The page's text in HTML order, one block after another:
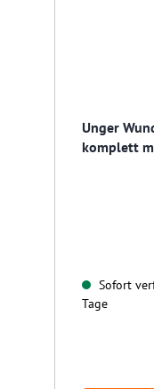
Unger
komplett
Sofort
Tage